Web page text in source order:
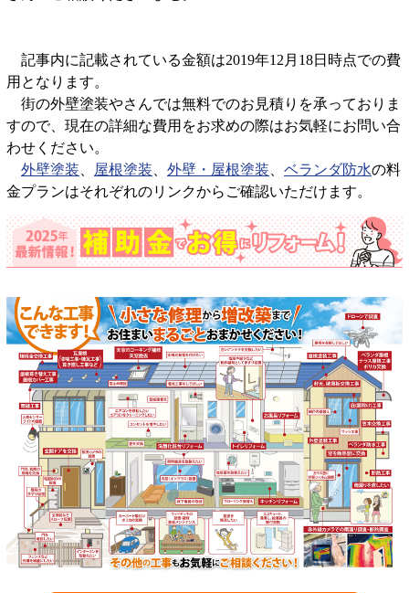
記事内に記載されている金額は2019年12月18日時点での費
用となります。
街の外壁塗装やさんでは無料でのお見積りを承っておりま
すので、現在の詳細な費用をお求めの際はお気軽にお問い合
わせください。
外壁塗装
屋根塗装 外壁・屋根塗装 ベランダ防水の料
金プランはそれぞれのリンクからご確認いただけます。